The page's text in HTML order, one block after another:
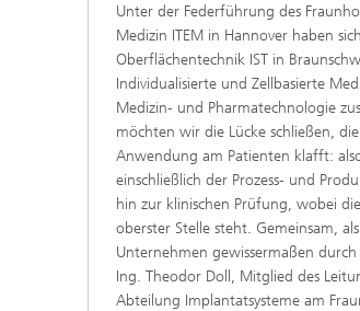
Unter der Federführung des
Medizin ITEM in Hannover haben
Oberflächentechnik IST in
Individualisierte und Zellbasierte
Medizin- und Pharmatechnologie
möchten wir die Lücke schließen,
Anwendung am Patienten klafft:
einschließlich der Prozess- und
hin zur klinischen Prüfung, wobei
oberster Stelle steht. Gemeinsam,
Unternehmen gewissermaßen
Ing. Theodor Doll, Mitglied des
Abteilung Implantatsysteme am